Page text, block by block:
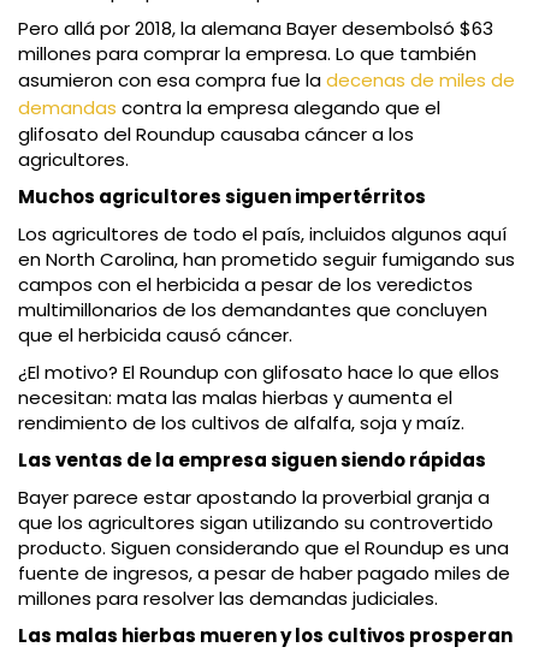
Pero allá por 2018, la alemana Bayer desembolsó $63
millones para comprar la empresa. Lo que también
asumieron con esa compra fue ladecenas de miles de
demandas contra la empresa alegando que el
glifosato del Roundup causaba cáncer a los
agricultores.
Muchos agricultores siguen impertérritos
Los agricultores de todo el país, incluidos algunos aquí
en North Carolina, han prometido seguir fumigando sus
campos con el herbicida a pesar de los veredictos
multimillonarios de los demandantes que concluyen
que el herbicida causó cáncer.
¿El motivo? El Roundup con glifosato hace lo que ellos
necesitan: mata las malas hierbas y aumenta el
rendimiento de los cultivos de alfalfa, soja y maíz.
Las ventas de la empresa siguen siendo rápidas
Bayer parece estar apostando la proverbial granja a
que los agricultores sigan utilizando su controvertido
producto. Siguen considerando que el Roundup es una
fuente de ingresos, a pesar de haber pagado miles de
millones para resolver las demandas judiciales.
Las malas hierbas mueren y los cultivos prosperan